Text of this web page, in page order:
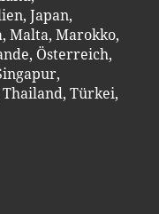
, Japan,
, Malta, Marokko,
, Österreich,
,
Thailand, Türkei,